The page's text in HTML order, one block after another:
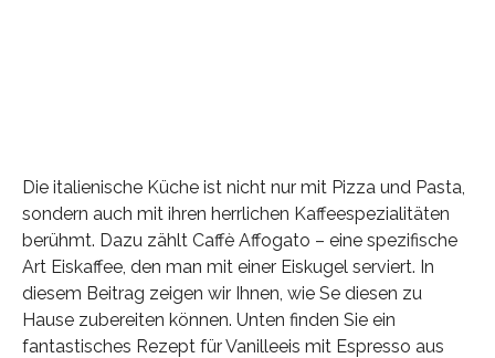
Die italienische Küche ist nicht nur mit Pizza und Pasta,
sondern auch mit ihren herrlichen Kaffeespezialitäten
berühmt. Dazu zählt Caffè Affogato – eine spezifische
Art Eiskaffee, den man mit einer Eiskugel serviert. In
diesem Beitrag zeigen wir Ihnen, wie Se diesen zu
Hause zubereiten können. Unten finden Sie ein
fantastisches Rezept für Vanilleeis mit Espresso aus